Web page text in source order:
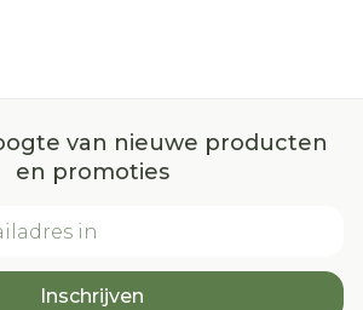
van nieuwe producten
en promoties
Inschrijven